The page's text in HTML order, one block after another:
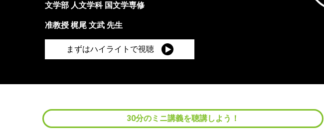
文学部 人文学科 国文学専修
准教授 梶尾 文武 先生
まずはハイライトで視聴
30分のミニ講義を聴講しよう！